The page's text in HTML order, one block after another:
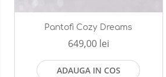
Pantofi Cozy Dreams
649,00 lei
ADAUGA IN COS